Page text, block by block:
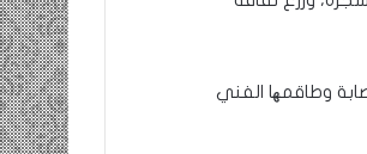
وطاقمھا الفني